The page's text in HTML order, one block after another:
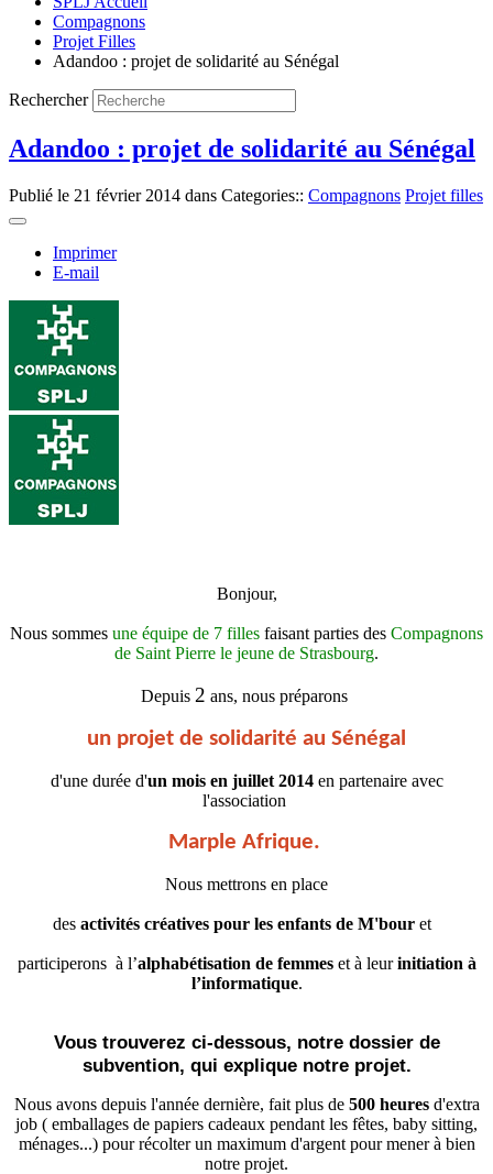
Compagnons
Projet Filles
Adandoo : projet de solidarité au Sénégal
Rechercher
Adandoo : projet de solidarité au Sénégal
Publié le 21 février 2014 dans Categories:: Compagnons Projet filles
Imprimer
E-mail
Bonjour,
Nous sommes une équipe de 7 filles faisant parties des Compagnons
de Saint Pierre le jeune de Strasbourg.
Depuis 2 ans, nous préparons
un projet de solidarité au Sénégal
d'une durée d'un mois en juillet 2014en partenaire avec
l'association
Marple Afrique.
Nous mettrons en place
des activités créatives pour les enfants de M'bour et
participerons à l’alphabétisation de femmeset à leurinitiation à
l’informatique.
Vous trouverez ci-dessous, notre dossier de
subvention, qui explique notre projet.
Nous avons depuis l'année dernière, fait plus de 500 heuresd'extra
job ( emballages de papiers cadeaux pendant les fêtes, baby sitting,
ménages...) pour récolter un maximum d'argent pour mener à bien
notre projet.